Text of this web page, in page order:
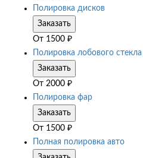
Полировка дисков
Заказать
От 1500 ₽
Полировка лобового стекла
Заказать
От 2000 ₽
Полировка фар
Заказать
От 1500 ₽
Полная полировка авто